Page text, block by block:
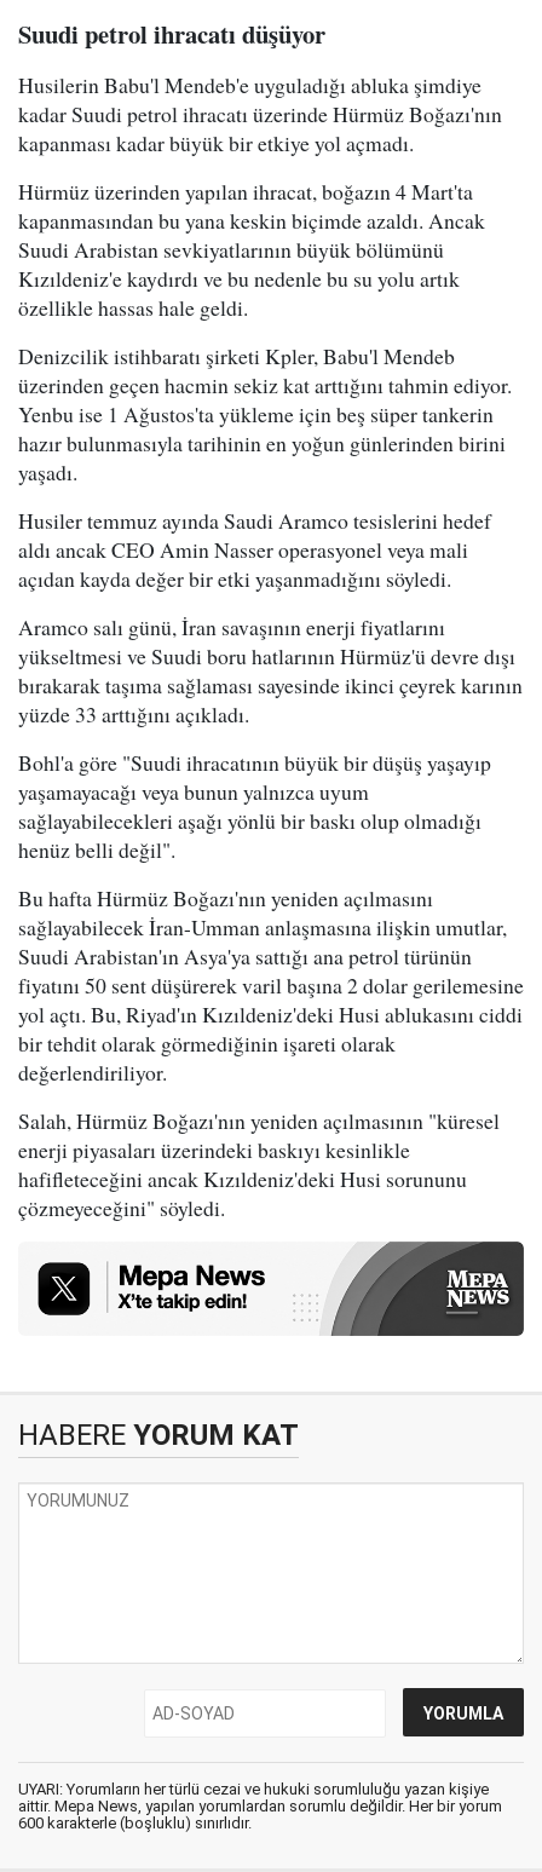
Suudi petrol ihracatı düşüyor
Husilerin Babu'l Mendeb'e uyguladığı abluka şimdiye
kadar Suudi petrol ihracatı üzerinde Hürmüz Boğazı'nın
kapanması kadar büyük bir etkiye yol açmadı.
Hürmüz üzerinden yapılan ihracat, boğazın 4 Mart'ta
kapanmasından bu yana keskin biçimde azaldı. Ancak
Suudi Arabistan sevkiyatlarının büyük bölümünü
Kızıldeniz'e kaydırdı ve bu nedenle bu su yolu artık
özellikle hassas hale geldi.
Denizcilik istihbaratı şirketi Kpler, Babu'l Mendeb
üzerinden geçen hacmin sekiz kat arttığını tahmin ediyor.
Yenbu ise 1 Ağustos'ta yükleme için beş süper tankerin
hazır bulunmasıyla tarihinin en yoğun günlerinden birini
yaşadı.
Husiler temmuz ayında Saudi Aramco tesislerini hedef
aldı ancak CEO Amin Nasser operasyonel veya mali
açıdan kayda değer bir etki yaşanmadığını söyledi.
Aramco salı günü, İran savaşının enerji fiyatlarını
yükseltmesi ve Suudi boru hatlarının Hürmüz'ü devre dışı
bırakarak taşıma sağlaması sayesinde ikinci çeyrek karının
yüzde 33 arttığını açıkladı.
Bohl'a göre "Suudi ihracatının büyük bir düşüş yaşayıp
yaşamayacağı veya bunun yalnızca uyum
sağlayabilecekleri aşağı yönlü bir baskı olup olmadığı
henüz belli değil".
Bu hafta Hürmüz Boğazı'nın yeniden açılmasını
sağlayabilecek İran-Umman anlaşmasına ilişkin umutlar,
Suudi Arabistan'ın Asya'ya sattığı ana petrol türünün
fiyatını 50 sent düşürerek varil başına 2 dolar gerilemesine
yol açtı. Bu, Riyad'ın Kızıldeniz'deki Husi ablukasını ciddi
bir tehdit olarak görmediğinin işareti olarak
değerlendiriliyor.
Salah, Hürmüz Boğazı'nın yeniden açılmasının "küresel
enerji piyasaları üzerindeki baskıyı kesinlikle
hafifleteceğini ancak Kızıldeniz'deki Husi sorununu
çözmeyeceğini" söyledi.
HABERE YORUM KAT
UYARI: Yorumların her türlü cezai ve hukuki sorumluluğu yazan kişiye
aittir. Mepa News, yapılan yorumlardan sorumlu değildir. Her bir yorum
600 karakterle (boşluklu) sınırlıdır.